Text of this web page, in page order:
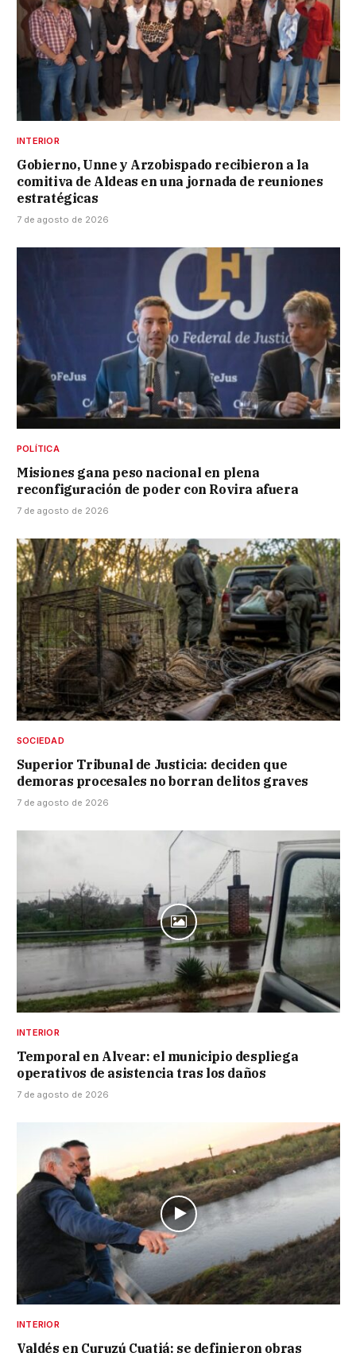
INTERIOR
Gobierno, Unne y Arzobispado recibieron a la
comitiva de Aldeas en una jornada de reuniones
estratégicas
7 de agosto de 2026
POLÍTICA
Misiones gana peso nacional en plena
reconfiguración de poder con Rovira afuera
7 de agosto de 2026
SOCIEDAD
Superior Tribunal de Justicia: deciden que
demoras procesales no borran delitos graves
7 de agosto de 2026
INTERIOR
Temporal en Alvear: el municipio despliega
operativos de asistencia tras los daños
7 de agosto de 2026
INTERIOR
Valdés en Curuzú Cuatiá: se definieron obras